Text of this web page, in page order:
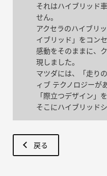
それはハイブリッド
せん。
アクセラのハイブリ
イブリッド」をコン
感動をそのままに、
現しました。
マツダには、「走り
ィブ テクノロジーが
「際立つデザイン」
そこにハイブリッド
戻る